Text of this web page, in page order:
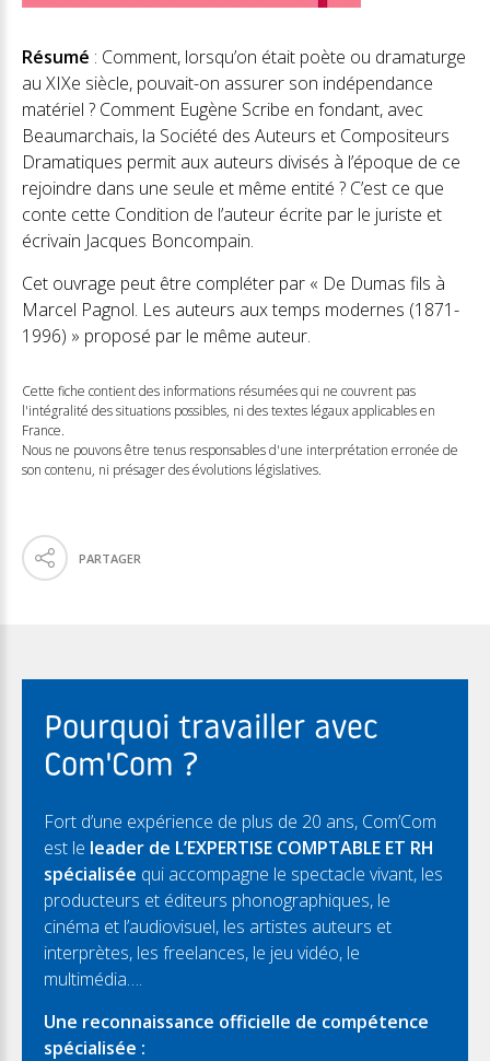
Résumé : Comment, lorsqu’on était poète ou dramaturge
au XIXe siècle, pouvait-on assurer son indépendance
matériel ? Comment Eugène Scribe en fondant, avec
Beaumarchais, la Société des Auteurs et Compositeurs
Dramatiques permit aux auteurs divisés à l’époque de ce
rejoindre dans une seule et même entité ? C’est ce que
conte cette Condition de l’auteur écrite par le juriste et
écrivain Jacques Boncompain.
Cet ouvrage peut être compléter par « De Dumas fils à
Marcel Pagnol. Les auteurs aux temps modernes (1871-
1996) » proposé par le même auteur.
Cette fiche contient des informations résumées qui ne couvrent pas
l'intégralité des situations possibles, ni des textes légaux applicables en
France.
Nous ne pouvons être tenus responsables d'une interprétation erronée de
son contenu, ni présager des évolutions législatives.
PARTAGER
Pourquoi travailler avec
Com'Com ?
Fort d’une expérience de plus de 20 ans, Com’Com
est le leader de L’EXPERTISE COMPTABLE ET RH
spécialisée qui accompagne le spectacle vivant, les
producteurs et éditeurs phonographiques, le
cinéma et l’audiovisuel, les artistes auteurs et
interprètes, les freelances, le jeu vidéo, le
multimédia….
Une reconnaissance officielle de compétence
spécialisée :